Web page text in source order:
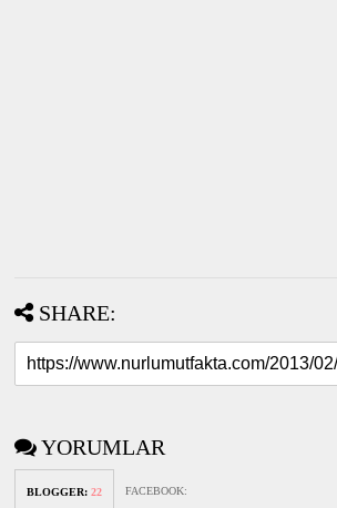
SHARE:
YORUMLAR
BLOGGER:22 FACEBOOK: